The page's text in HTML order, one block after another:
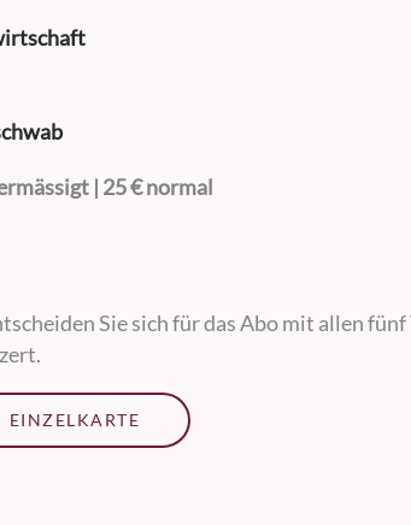
| 25 € normal
Sie sich für das Abo mit allen
EINZELKARTE